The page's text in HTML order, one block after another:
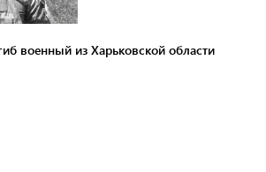
военный из Харьковской области